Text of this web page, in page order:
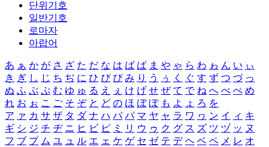
단위기호
일반기호
로마자
아랍어
あ ぁ か が さ ざ た だ な は ば ぱ ま や ゃ ら わ ゎ ん い ぃ
き ぎ し じ ち ぢ に ひ び ぴ み り う ぅ く ぐ す ず つ づ っ
ぬ ふ ぶ ぷ む ゆ ゅ る え ぇ け げ せ ぜ て で ね へ べ ぺ め
れ お ぉ こ ご そ ぞ と ど の ほ ぼ ぽ も よ ょ ろ を
ア ァ カ サ ザ タ ダ ナ ハ バ パ マ ヤ ャ ラ ワ ヮ ン イ ィ キ
ギ シ ジ チ ヂ ニ ヒ ビ ピ ミ リ ウ ゥ ク グ ス ズ ツ ヅ ッ ヌ
フ ブ プ ム ユ ュ ル エ ェ ケ ゲ セ ゼ テ デ ヘ ベ ペ メ レ オ